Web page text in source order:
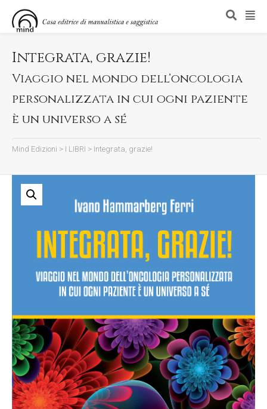
Integrata, grazie!
Viaggio nel mondo dell’oncologia
personalizzata in cui ogni paziente
è un universo a sé
Mind Edizioni > I LIBRI > Integrata, grazie!